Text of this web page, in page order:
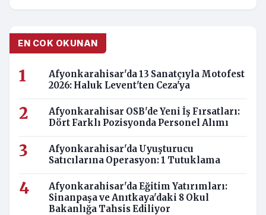
EN COK OKUNAN
Afyonkarahisar'da 13 Sanatçıyla Motofest
2026: Haluk Levent'ten Ceza'ya
Afyonkarahisar OSB'de Yeni İş Fırsatları:
Dört Farklı Pozisyonda Personel Alımı
Afyonkarahisar'da Uyuşturucu
Satıcılarına Operasyon: 1 Tutuklama
Afyonkarahisar'da Eğitim Yatırımları:
Sinanpaşa ve Anıtkaya'daki 8 Okul
Bakanlığa Tahsis Ediliyor